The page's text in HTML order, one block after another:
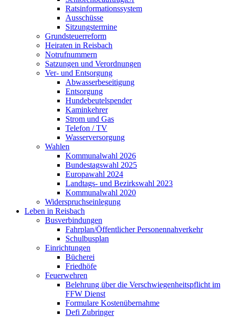
Ratsinformationssystem
Ausschüsse
Sitzungstermine
Grundsteuerreform
Heiraten in Reisbach
Notrufnummern
Satzungen und Verordnungen
Ver- und Entsorgung
Abwasserbeseitigung
Entsorgung
Hundebeutelspender
Kaminkehrer
Strom und Gas
Telefon / TV
Wasserversorgung
Wahlen
Kommunalwahl 2026
Bundestagswahl 2025
Europawahl 2024
Landtags- und Bezirkswahl 2023
Kommunalwahl 2020
Widerspruchseinlegung
Leben in Reisbach
Busverbindungen
Fahrplan/Öffentlicher Personennahverkehr
Schulbusplan
Einrichtungen
Bücherei
Friedhöfe
Feuerwehren
Belehrung über die Verschwiegenheitspflicht im
FFW Dienst
Formulare Kostenübernahme
Defi Zubringer